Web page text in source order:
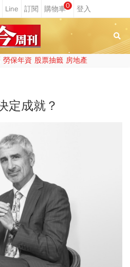
0
勞保年資 股票抽籤 房地產
定成就？